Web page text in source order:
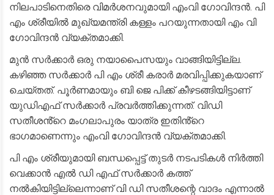
നിലപാടിനെതിരെ വിമർശനവുമായി എംവി ഗോവിന്ദൻ. പി
എം ശ്രീയിൽ മുഖ്യമന്ത്രി കള്ളം പറയുന്നതായി എം വി
ഗോവിന്ദൻ വ്യക്തമാക്കി.
മുൻ സർക്കാർ ഒരു നയാപൈസയും വാങ്ങിയിട്ടില്ല.
കഴിഞ്ഞ സർക്കാർ പി എം ശ്രീ കരാർ മരവിപ്പിക്കുകയാണ്
ചെയ്തത്. പൂർണമായും ബി ജെ പിക്ക് കീഴടങ്ങിയിട്ടാണ്
യുഡിഎഫ് സർക്കാർ പ്രവർത്തിക്കുന്നത്. വിഡി
സതീശൻ്റെ മംഗലാപുരം യാത്ര ഇതിൻ്റെ
ഭാഗമാണെന്നും എംവി ഗോവിന്ദൻ വ്യക്തമാക്കി.
പി എം ശ്രീയുമായി ബന്ധപ്പെട്ട് തുടർ നടപടികൾ നിർത്തി
വെക്കാൻ എൽ ഡി എഫ് സർക്കാർ കത്ത്
നൽകിയിട്ടില്ലെന്നാണ് വി ഡി സതീശന്റെ വാദം എന്നാൽ